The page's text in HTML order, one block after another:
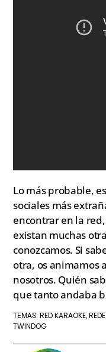
Lo más probable,
sociales más
encontrar en la
existan muchas
conozcamos. Si
otra, os animamos
nosotros. Quién
que tanto andaba
TEMAS: RED KARAOKE,
TWINDOG